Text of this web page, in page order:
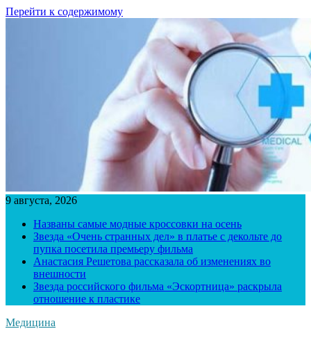
Перейти к содержимому
9 августа, 2026
Названы самые модные кроссовки на осень
Звезда «Очень странных дел» в платье с декольте до
пупка посетила премьеру фильма
Анастасия Решетова рассказала об изменениях во
внешности
Звезда российского фильма «Эскортница» раскрыла
отношение к пластике
Медицина